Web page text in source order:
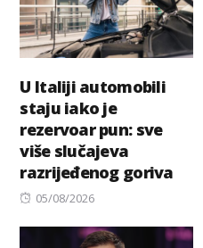
U Italiji automobili
staju iako je
rezervoar pun: sve
više slučajeva
razrijeđenog goriva
Posted
05/08/2026